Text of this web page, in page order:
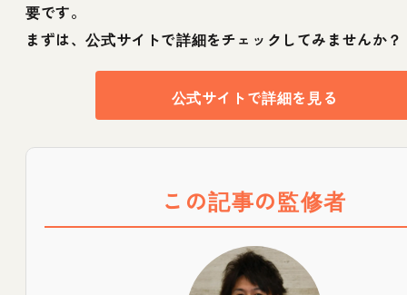
要です。
まずは、公式サイトで詳細をチェックしてみませんか？
公式サイトで詳細を見る
この記事の監修者